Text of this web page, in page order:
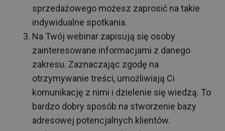
sprzedażowego możesz zaprosić na takie
indywidualne spotkania.
Na Twój webinar zapisują się osoby
zainteresowane informacjami z danego
zakresu. Zaznaczając zgodę na
otrzymywanie treści, umożliwiają Ci
komunikację z nimi i dzielenie się wiedzą. To
bardzo dobry sposób na stworzenie bazy
adresowej potencjalnych klientów.